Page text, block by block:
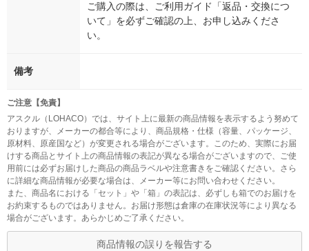
ご購入の際は、ご利用ガイド「返品・交換につ
いて」を必ずご確認の上、お申し込みくださ
い。
備考
ご注意【免責】
アスクル（LOHACO）では、サイト上に最新の商品情報を表示するよう努めて
おりますが、メーカーの都合等により、商品規格・仕様（容量、パッケージ、
原材料、原産国など）が変更される場合がございます。このため、実際にお届
けする商品とサイト上の商品情報の表記が異なる場合がございますので、ご使
用前には必ずお届けした商品の商品ラベルや注意書きをご確認ください。さら
に詳細な商品情報が必要な場合は、メーカー等にお問い合わせください。
また、商品名における「セット」や「箱」の表記は、必ずしも箱でのお届けを
お約束するものではありません。お届け形態は倉庫の在庫状況等により異なる
場合がございます。あらかじめご了承ください。
商品情報の誤りを報告する